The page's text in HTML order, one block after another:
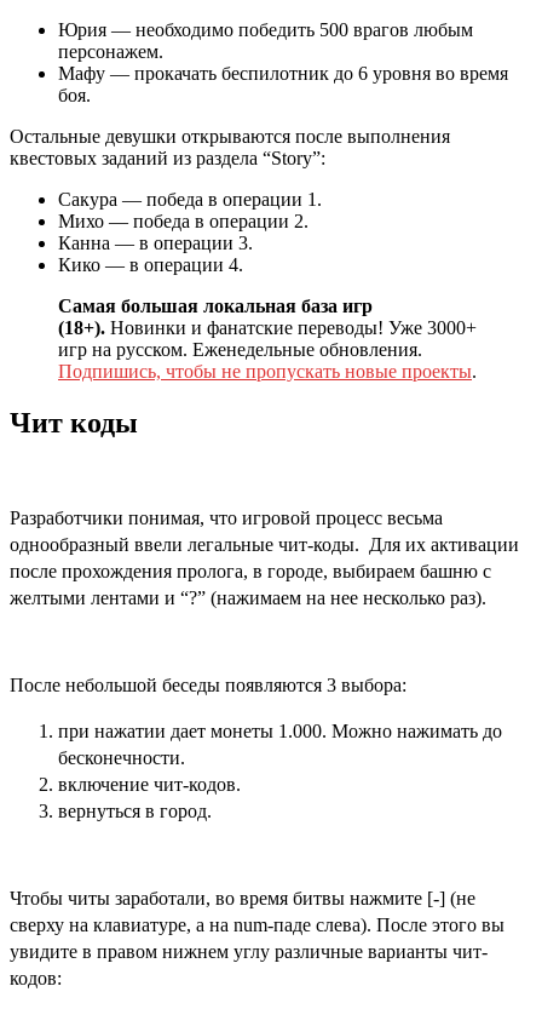
Юрия — необходимо победить 500 врагов любым
персонажем.
Мафу — прокачать беспилотник до 6 уровня во время
боя.
Остальные девушки открываются после выполнения
квестовых заданий из раздела “Story”:
Сакура — победа в операции 1.
Михо — победа в операции 2.
Канна — в операции 3.
Кико — в операции 4.
Самая большая локальная база игр
(18+). Новинки и фанатские переводы! Уже 3000+
игр на русском. Еженедельные обновления.
Подпишись, чтобы не пропускать новые проекты.
Чит коды
Разработчики понимая, что игровой процесс весьма
однообразный ввели легальные чит-коды. Для их активации
после прохождения пролога, в городе, выбираем башню с
желтыми лентами и “?” (нажимаем на нее несколько раз).
После небольшой беседы появляются 3 выбора:
при нажатии дает монеты 1.000. Можно нажимать до
бесконечности.
включение чит-кодов.
вернуться в город.
Чтобы читы заработали, во время битвы нажмите [-] (не
сверху на клавиатуре, а на num-паде слева). После этого вы
увидите в правом нижнем углу различные варианты чит-
кодов: